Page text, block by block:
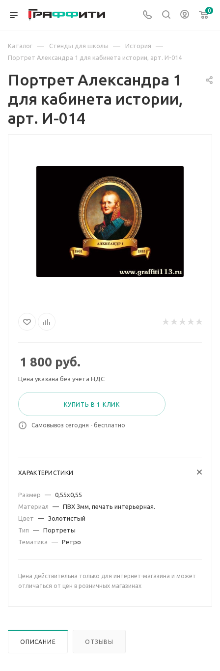
0
Каталог — Стенды для школы — История —
Портрет Александра 1 для кабинета истории, арт. И-014
Портрет Александра 1
для кабинета истории,
арт. И-014
1 800 руб.
Цена указана без учета НДС
КУПИТЬ В 1 КЛИК
Самовывоз сегодня - бесплатно
ХАРАКТЕРИСТИКИ
Размер — 0,55х0,55
Материал
— ПВХ 3мм, печать интерьерная.
Цвет
— Золотистый
Тип
— Портреты
Тематика
— Ретро
Цена действительна только для интернет-магазина и может
отличаться от цен в розничных магазинах
ОПИСАНИЕ ОТЗЫВЫ